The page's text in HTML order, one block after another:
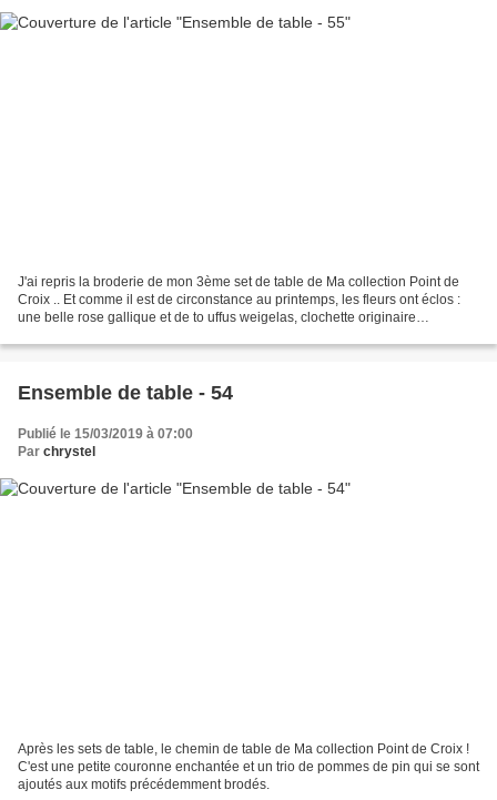
J'ai repris la broderie de mon 3ème set de table de Ma collection Point de
Croix .. Et comme il est de circonstance au printemps, les fleurs ont éclos :
une belle rose gallique et de to uffus weigelas, clochette originaire
Ensemble de table - 54
Publié le 15/03/2019 à 07:00
Par chrystel
Après les sets de table, le chemin de table de Ma collection Point de Croix !
C'est une petite couronne enchantée et un trio de pommes de pin qui se sont
ajoutés aux motifs précédemment brodés.